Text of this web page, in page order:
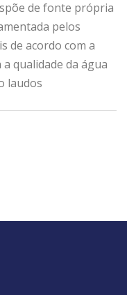
de fonte própria
pelos
de acordo com a
qualidade da água
laudos